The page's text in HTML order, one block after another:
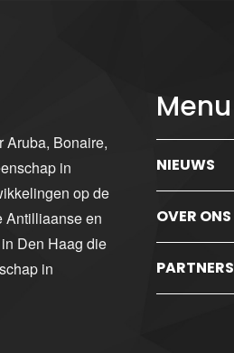
Aruba, Bonaire,
in
op de
Antilliaanse en
Den Haag die
in
Menu
NIEUWS
OVER ONS
PARTNERS